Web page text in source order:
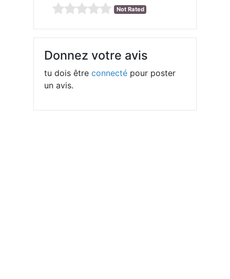
Not Rated
Donnez votre avis
tu dois êtreconnecté pour poster
un avis.